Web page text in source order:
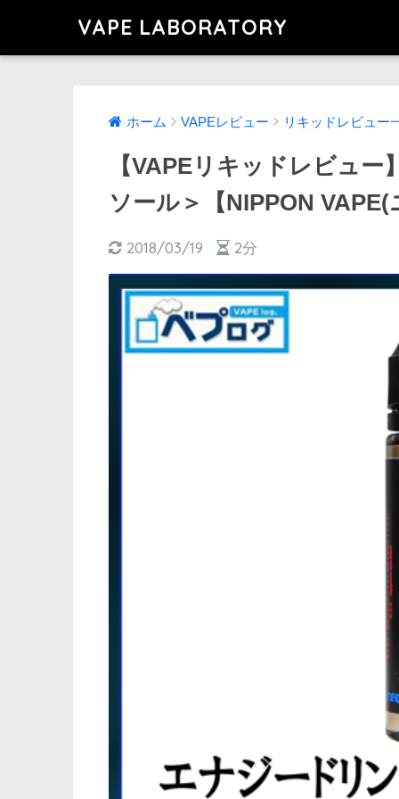
VAPE LABORATORY
ホーム VAPEレビュー リキッドレビュー
【VAPEリキッドレビュ
ソール＞【NIPPON
2018/03/19 2分